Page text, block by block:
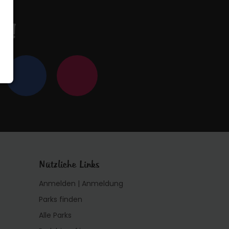
Nützliche Links
Anmelden | Anmeldung
Parks finden
Alle Parks